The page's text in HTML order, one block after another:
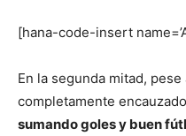
[hana-code-insert
En la segunda mitad,
completamente
sumando goles y buen